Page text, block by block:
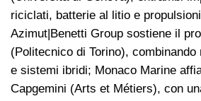
riciclati, batterie al litio e
Azimut|Benetti Group sostiene il
(Politecnico di Torino),
e sistemi ibridi; Monaco Marine
Capgemini (Arts et Métiers), con